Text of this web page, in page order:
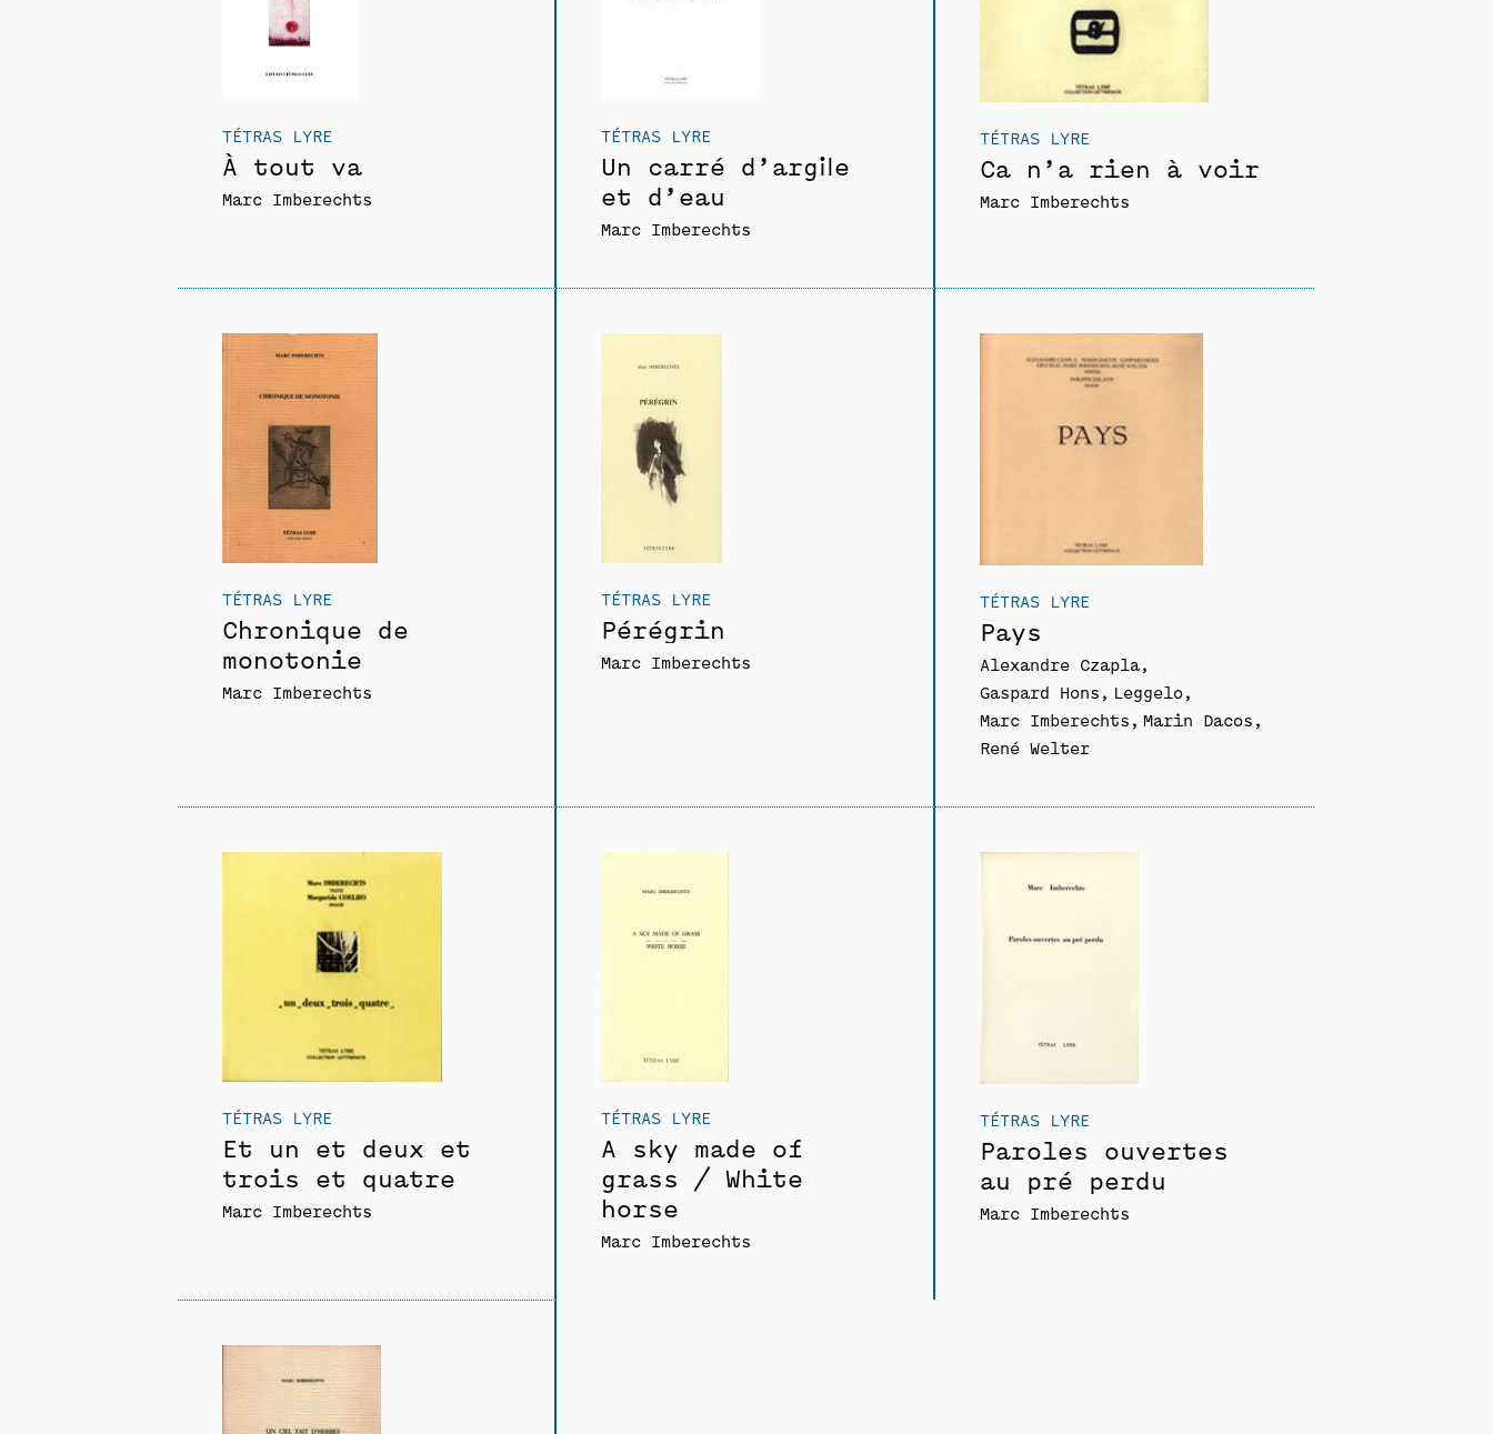
TÉTRAS LYRE
À tout va
Marc Imberechts
TÉTRAS LYRE
Un carré d’argile
et d’eau
Marc Imberechts
TÉTRAS LYRE
Ca n’a rien à voir
Marc Imberechts
TÉTRAS LYRE
Chronique de
monotonie
Marc Imberechts
TÉTRAS LYRE
Pérégrin
Marc Imberechts
TÉTRAS LYRE
Pays
Alexandre Czapla
Gaspard Hons
Leggelo
Marc Imberechts
Marin Dacos
René Welter
TÉTRAS LYRE
Et un et deux et
trois et quatre
Marc Imberechts
TÉTRAS LYRE
A sky made of
grass / White
horse
Marc Imberechts
TÉTRAS LYRE
Paroles ouvertes
au pré perdu
Marc Imberechts